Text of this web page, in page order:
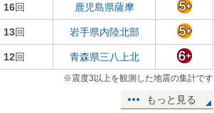
16回 鹿児島県薩摩
13回 岩手県内陸北部
12回 青森県三八上北
※震度3以上を観測した地震の集計です
もっと見る